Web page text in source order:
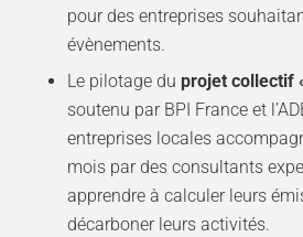
pour des entreprises
évènements.
Le pilotage du projet collectif
soutenu par BPI France et
entreprises locales
mois par des consultants
apprendre à calculer leurs
décarboner leurs activités.